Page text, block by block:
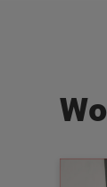
Wo